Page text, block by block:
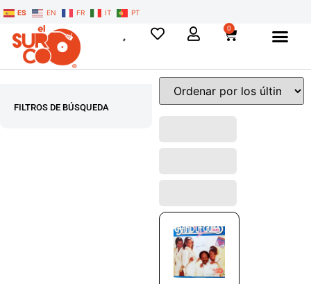
ES EN FR IT PT
0
FILTROS DE BÚSQUEDA